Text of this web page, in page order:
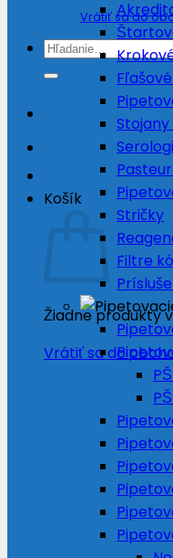
Vrátiť sa do
Hľadať:
Košík
Žiadne produkty
Vrátiť sa do
Stričky
Filtre